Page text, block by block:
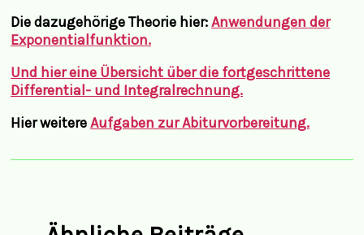
Die dazugehörige Theorie hier:Anwendungen der
Exponentialfunktion.
Und hier eine Übersicht über die fortgeschrittene
Differential- und Integralrechnung.
Hier weitereAufgaben zur Abiturvorbereitung.